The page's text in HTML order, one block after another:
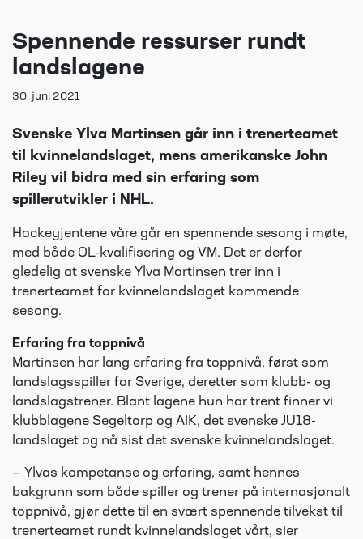
Spennende ressurser rundt
landslagene
30. juni 2021
Svenske Ylva Martinsen går inn i trenerteamet
til kvinnelandslaget, mens amerikanske John
Riley vil bidra med sin erfaring som
spillerutvikler i NHL.
Hockeyjentene våre går en spennende sesong i møte,
med både OL-kvalifisering og VM. Det er derfor
gledelig at svenske Ylva Martinsen trer inn i
trenerteamet for kvinnelandslaget kommende
sesong.
Erfaring fra toppnivå
Martinsen har lang erfaring fra toppnivå, først som
landslagsspiller for Sverige, deretter som klubb- og
landslagstrener. Blant lagene hun har trent finner vi
klubblagene Segeltorp og AIK, det svenske JU18-
landslaget og nå sist det svenske kvinnelandslaget.
— Ylvas kompetanse og erfaring, samt hennes
bakgrunn som både spiller og trener på internasjonalt
toppnivå, gjør dette til en svært spennende tilvekst til
trenerteamet rundt kvinnelandslaget vårt, sier